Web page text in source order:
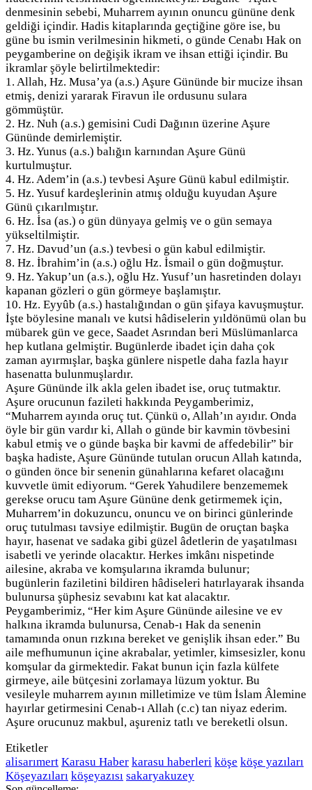
denmesinin sebebi, Muharrem ayının onuncu gününe denk
geldiği içindir. Hadis kitaplarında geçtiğine göre ise, bu
güne bu ismin verilmesinin hikmeti, o günde Cenabı Hak on
peygamberine on değişik ikram ve ihsan ettiği içindir. Bu
ikramlar şöyle belirtilmektedir:
1. Allah, Hz. Musa’ya (a.s.) Aşure Gününde bir mucize ihsan
etmiş, denizi yararak Firavun ile ordusunu sulara
gömmüştür.
2. Hz. Nuh (a.s.) gemisini Cudi Dağının üzerine Aşure
Gününde demirlemiştir.
3. Hz. Yunus (a.s.) balığın karnından Aşure Günü
kurtulmuştur.
4. Hz. Adem’in (a.s.) tevbesi Aşure Günü kabul edilmiştir.
5. Hz. Yusuf kardeşlerinin atmış olduğu kuyudan Aşure
Günü çıkarılmıştır.
6. Hz. İsa (as.) o gün dünyaya gelmiş ve o gün semaya
yükseltilmiştir.
7. Hz. Davud’un (a.s.) tevbesi o gün kabul edilmiştir.
8. Hz. İbrahim’in (a.s.) oğlu Hz. İsmail o gün doğmuştur.
9. Hz. Yakup’un (a.s.), oğlu Hz. Yusuf’un hasretinden dolayı
kapanan gözleri o gün görmeye başlamıştır.
10. Hz. Eyyûb (a.s.) hastalığından o gün şifaya kavuşmuştur.
İşte böylesine manalı ve kutsi hâdiselerin yıldönümü olan bu
mübarek gün ve gece, Saadet Asrından beri Müslümanlarca
hep kutlana gelmiştir. Bugünlerde ibadet için daha çok
zaman ayırmışlar, başka günlere nispetle daha fazla hayır
hasenatta bulunmuşlardır.
Aşure Gününde ilk akla gelen ibadet ise, oruç tutmaktır.
Aşure orucunun fazileti hakkında Peygamberimiz,
“Muharrem ayında oruç tut. Çünkü o, Allah’ın ayıdır. Onda
öyle bir gün vardır ki, Allah o günde bir kavmin tövbesini
kabul etmiş ve o günde başka bir kavmi de affedebilir” bir
başka hadiste, Aşure Gününde tutulan orucun Allah katında,
o günden önce bir senenin günahlarına kefaret olacağını
kuvvetle ümit ediyorum. “Gerek Yahudilere benzememek
gerekse orucu tam Aşure Gününe denk getirmemek için,
Muharrem’in dokuzuncu, onuncu ve on birinci günlerinde
oruç tutulması tavsiye edilmiştir. Bugün de oruçtan başka
hayır, hasenat ve sadaka gibi güzel âdetlerin de yaşatılması
isabetli ve yerinde olacaktır. Herkes imkânı nispetinde
ailesine, akraba ve komşularına ikramda bulunur;
bugünlerin faziletini bildiren hâdiseleri hatırlayarak ihsanda
bulunursa şüphesiz sevabını kat kat alacaktır.
Peygamberimiz, “Her kim Aşure Gününde ailesine ve ev
halkına ikramda bulunursa, Cenab-ı Hak da senenin
tamamında onun rızkına bereket ve genişlik ihsan eder.” Bu
aile mefhumunun içine akrabalar, yetimler, kimsesizler, konu
komşular da girmektedir. Fakat bunun için fazla külfete
girmeye, aile bütçesini zorlamaya lüzum yoktur. Bu
vesileyle muharrem ayının milletimize ve tüm İslam Âlemine
hayırlar getirmesini Cenab-ı Allah (c.c) tan niyaz ederim.
Aşure orucunuz makbul, aşureniz tatlı ve bereketli olsun.
Etiketler
alisarımert Karasu Haber karasu haberleri köşe köşe yazıları
Köşeyazıları köşeyazısı sakaryakuzey